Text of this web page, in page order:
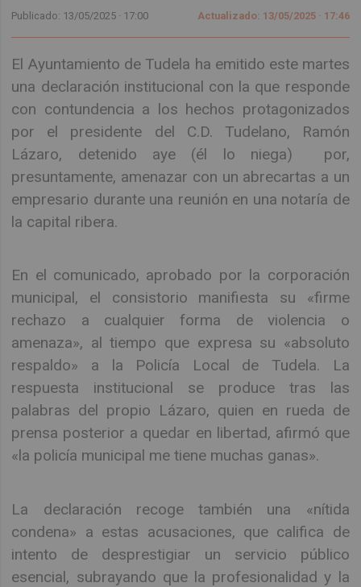
Publicado: 13/05/2025 · 17:00 Actualizado: 13/05/2025 · 17:46
El Ayuntamiento de Tudela ha emitido este martes
una declaración institucional con la que responde
con contundencia a los hechos protagonizados
por el presidente del C.D. Tudelano, Ramón
Lázaro, detenido aye (él lo niega) por,
presuntamente, amenazar con un abrecartas a un
empresario durante una reunión en una notaría de
la capital ribera.
En el comunicado, aprobado por la corporación
municipal, el consistorio manifiesta su «firme
rechazo a cualquier forma de violencia o
amenaza», al tiempo que expresa su «absoluto
respaldo» a la Policía Local de Tudela. La
respuesta institucional se produce tras las
palabras del propio Lázaro, quien en rueda de
prensa posterior a quedar en libertad, afirmó que
«la policía municipal me tiene muchas ganas».
La declaración recoge también una «nítida
condena» a estas acusaciones, que califica de
intento de desprestigiar un servicio público
esencial, subrayando que la profesionalidad y la